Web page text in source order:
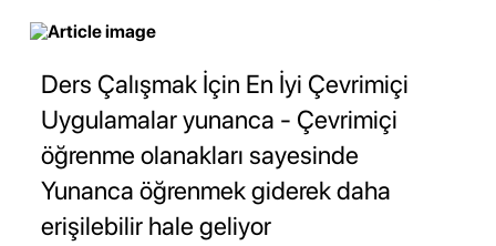
Ders Çalışmak İçin En İyi Çevrimiçi
Uygulamalar yunanca - Çevrimiçi
öğrenme olanakları sayesinde
Yunanca öğrenmek giderek daha
erişilebilir hale geliyor